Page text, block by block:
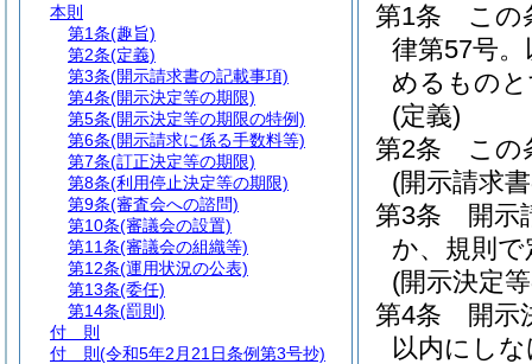
第1条
この
律第57号
めるもの
(定義)
第2条
この
(開示請求
第3条
開示
か、規則
(開示決定
第4条
開示
以内にし
本則
第1条(趣旨)
第2条(定義)
第3条(開示請求書の記載事項)
第4条(開示決定等の期限)
第5条(開示決定等の期限の特例)
第6条(開示請求に係る手数料等)
第7条(訂正決定等の期限)
第8条(利用停止決定等の期限)
第9条(審査会への諮問)
第10条(審議会の設置)
第11条(審議会の組織等)
第12条(運用状況の公表)
第13条(委任)
第14条(罰則)
付 則
付 則 (令和5年2月21日条例第3号抄)